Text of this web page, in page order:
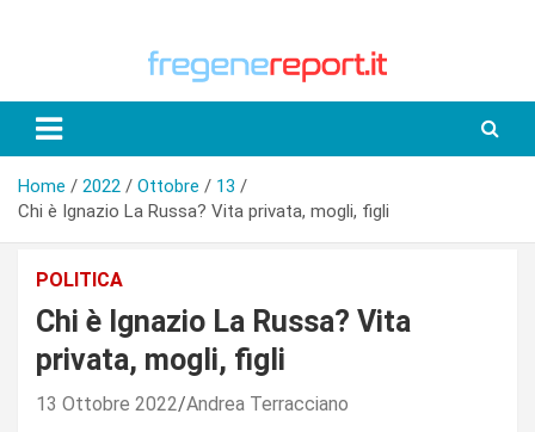
Home 2022 Ottobre
13
Chi è Ignazio La Russa? Vita privata, mogli, figli
POLITICA
Chi è Ignazio La Russa? Vita
privata, mogli, figli
13 Ottobre 2022 Andrea Terracciano